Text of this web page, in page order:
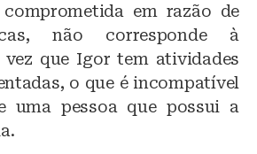
em razão de
não corresponde à
vez que Igor tem atividades
o que é incompatível
uma pessoa que possui a